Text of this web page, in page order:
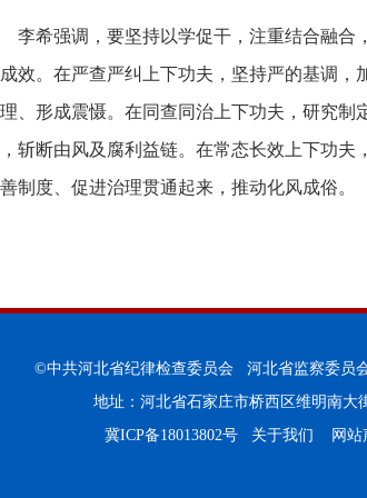
李希强调，要坚持以学促干，注重结合融合
效。在严查严纠上下功夫，坚持严的基调
、形成震慑。在同查同治上下功夫，研究
斩断由风及腐利益链。在常态长效上下功夫
制度、促进治理贯通起来，推动化风成俗。
©中共河北省纪律检查委员会 河北省监察委
地址：河北省石家庄市桥西区维明南大
冀ICP备18013802号
关于我们 网站